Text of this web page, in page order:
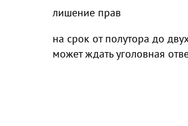
лишение прав
на срок от полутора до
может ждать уголовная